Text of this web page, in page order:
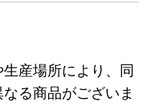
産場所により、同
る商品がございま